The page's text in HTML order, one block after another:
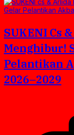
SUKENI Cs
Menghibur!
Pelantikan
2026–2029